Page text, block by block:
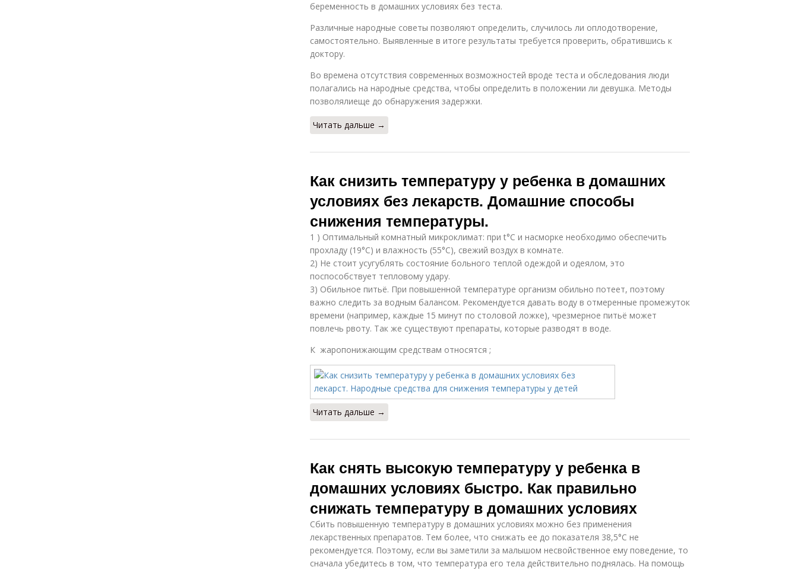
беременность в домашних условиях без теста.
Различные народные советы позволяют определить, случилось ли оплодотворение,
самостоятельно. Выявленные в итоге результаты требуется проверить, обратившись к
доктору.
Во времена отсутствия современных возможностей вроде теста и обследования люди
полагались на народные средства, чтобы определить в положении ли девушка. Методы
позволялиеще до обнаружения задержки.
Читать дальше →
Как снизить температуру у ребенка в домашних
условиях без лекарств. Домашние способы
снижения температуры.
1 ) Оптимальный комнатный микроклимат: при t°C и насморке необходимо обеспечить
прохладу (19°С) и влажность (55°C), свежий воздух в комнате.
2) Не стоит усугублять состояние больного теплой одеждой и одеялом, это
поспособствует тепловому удару.
3) Обильное питьё. При повышенной температуре организм обильно потеет, поэтому
важно следить за водным балансом. Рекомендуется давать воду в отмеренные промежуток
времени (например, каждые 15 минут по столовой ложке), чрезмерное питьё может
повлечь рвоту. Так же существуют препараты, которые разводят в воде.
К жаропонижающим средствам относятся ;
Читать дальше →
Как снять высокую температуру у ребенка в
домашних условиях быстро. Как правильно
снижать температуру в домашних условиях
Сбить повышенную температуру в домашних условиях можно без применения
лекарственных препаратов. Тем более, что снижать ее до показателя 38,5°С не
рекомендуется. Поэтому, если вы заметили за малышом несвойственное ему поведение, то
сначала убедитесь в том, что температура его тела действительно поднялась. На помощь